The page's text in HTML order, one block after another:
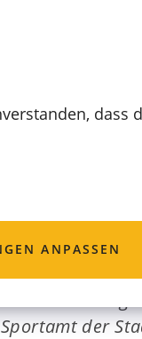
dass
ANPASSEN
der